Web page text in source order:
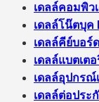
เดลล์คอมพิว
เดลล์โน๊ตบุค
เดลล์คีย์บอร์
เดลล์แบตเต
เดลล์อุปกรณ์
เดลล์ต่อประ